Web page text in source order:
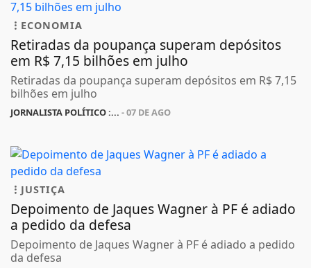
ECONOMIA
Retiradas da poupança superam depósitos
em R$ 7,15 bilhões em julho
Retiradas da poupança superam depósitos em R$ 7,15
bilhões em julho
JORNALISTA POLÍTICO :... - 07 DE AGO
JUSTIÇA
Depoimento de Jaques Wagner à PF é adiado
a pedido da defesa
Depoimento de Jaques Wagner à PF é adiado a pedido
da defesa